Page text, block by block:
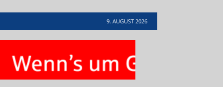
9. AUGUST 2026